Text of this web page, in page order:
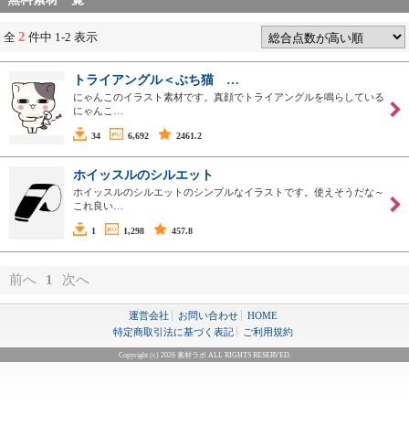
全 2 件中 1-2 表示
トライアングル＜ぶち猫 …
にゃんこのイラスト素材です。真顔でトライアングルを鳴らしている
にゃんこ…
34 6,692 2461.2
ホイッスルのシルエット
ホイッスルのシルエットのシンプルなイラストです。使えそうだな～
これ良い…
1 1,298 457.8
前へ 1 次へ
運営会社 お問い合わせ
HOME
特定商取引法に基づく表記
ご利用規約
Copyright (c) 2026 素材ラボ ALL RIGHTS RESERVED.